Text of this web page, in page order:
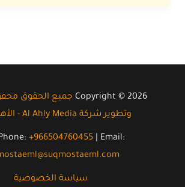
Copyright © 2026 جميع الحقوق
وتطوير شركة Al Ahly Media - الأهلي ميد
+966504760455 Email:
سياسة الخصوصية